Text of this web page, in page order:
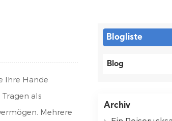
Blogliste
Blog
Archiv
Ihre Hände
als
Mehrere